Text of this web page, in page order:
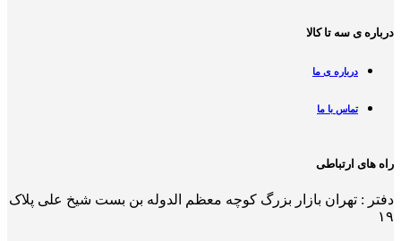
درباره ی سه تا کالا
درباره ی ما
تماس با ما
راه های ارتباطی
دفتر : تهران بازار بزرگ کوچه معظم الدوله بن بست شیخ علی پلاک
۱۹